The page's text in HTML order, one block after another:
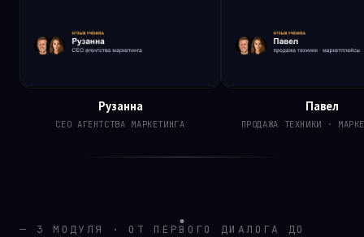
Рузанна
CEO АГЕНТСТВА МАРКЕТИНГА
Павел
ПРОДАЖА ТЕХНИКИ ·
— 3 МОДУЛЯ · ОТ ПЕРВОГО ДИАЛОГА ДО